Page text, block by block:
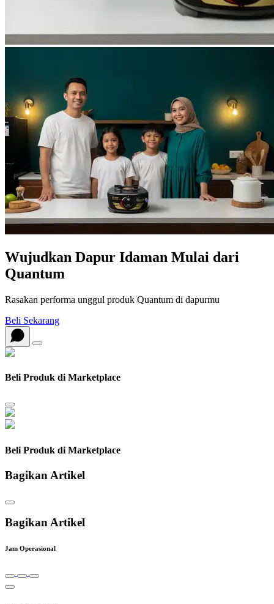
Wujudkan Dapur Idaman Mulai dari
Quantum
Rasakan performa unggul produk Quantum di dapurmu
Beli Sekarang
Beli Produk di Marketplace
Beli Produk di Marketplace
Bagikan Artikel
Bagikan Artikel
Jam Operasional